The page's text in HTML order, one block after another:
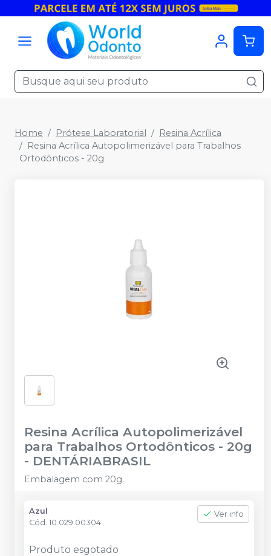
Home Prótese Laboratorial
Resina Acrílica
Resina Acrílica Autopolimerizável para Trabalhos
Ortodônticos - 20g
Resina Acrílica Autopolimerizável
para Trabalhos Ortodônticos - 20g
- DENTÁRIABRASIL
Embalagem com 20g.
Azul
Cód. 10.029.00304
Ver info
Produto esgotado